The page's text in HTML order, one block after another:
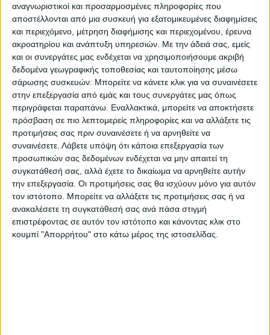
αναγνωριστικοί και προσαρμοσμένες πληροφορίες που
αποστέλλονται από μια συσκευή για εξατομικευμένες διαφημίσεις
και περιεχόμενο, μέτρηση διαφήμισης και περιεχομένου, έρευνα
ακροατηρίου και ανάπτυξη υπηρεσιών. Με την άδειά σας, εμείς
και οι συνεργάτες μας ενδέχεται να χρησιμοποιήσουμε ακριβή
δεδομένα γεωγραφικής τοποθεσίας και ταυτοποίησης μέσω
σάρωσης συσκευών. Μπορείτε να κάνετε κλικ για να συναινέσετε
στην επεξεργασία από εμάς και τους συνεργάτες μας όπως
περιγράφεται παραπάνω. Εναλλακτικά, μπορείτε να αποκτήσετε
πρόσβαση σε πιο λεπτομερείς πληροφορίες και να αλλάξετε τις
προτιμήσεις σας πριν συναινέσετε ή να αρνηθείτε να
συναινέσετε. Λάβετε υπόψη ότι κάποια επεξεργασία των
προσωπικών σας δεδομένων ενδέχεται να μην απαιτεί τη
συγκατάθεσή σας, αλλά έχετε το δικαίωμα να αρνηθείτε αυτήν
την επεξεργασία. Οι προτιμήσεις σας θα ισχύουν μόνο για αυτόν
τον ιστότοπο. Μπορείτε να αλλάξετε τις προτιμήσεις σας ή να
ανακαλέσετε τη συγκατάθεσή σας ανά πάσα στιγμή
επιστρέφοντας σε αυτόν τον ιστότοπο και κάνοντας κλικ στο
κουμπί "Απορρήτου" στο κάτω μέρος της ιστοσελίδας.
ΝΕΟΣ ΑΓΩΝ
https://neosagon.gr
Η Αρχαιότερη Καθημερινή Πρωινή Εφημερίδα της Καρδίτσας
ΠΑΡΟΜΟΙΑ ΑΡΘΡΑ